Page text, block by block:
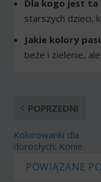
Dla kogo jest ta
starszych dzieci,
Jakie kolory
beże i zielenie,
POPRZEDNI
Kolorowanki dla
dorosłych: Konie
POWIĄZANE